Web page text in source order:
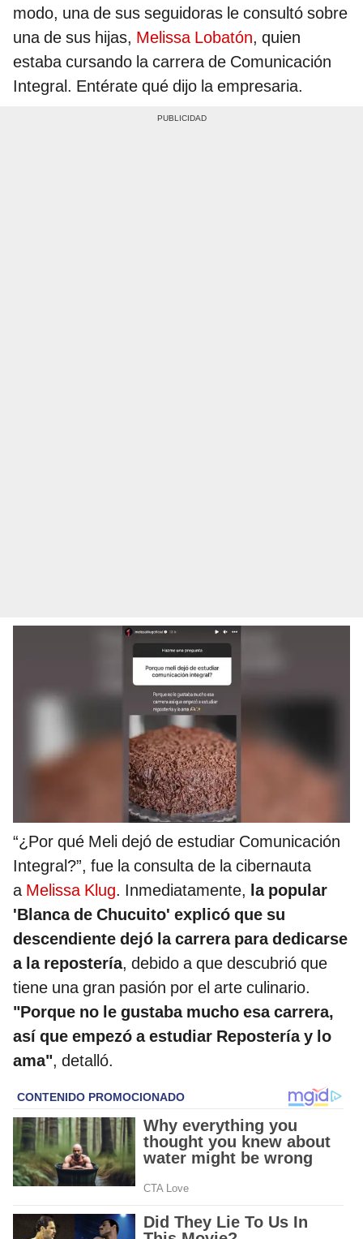
modo, una de sus seguidoras le consultó sobre
una de sus hijas, Melissa Lobatón, quien
estaba cursando la carrera de Comunicación
Integral. Entérate qué dijo la empresaria.
“¿Por qué Meli dejó de estudiar Comunicación
Integral?”, fue la consulta de la cibernauta
a Melissa Klug. Inmediatamente, la popular
'Blanca de Chucuito' explicó que su
descendiente dejó la carrera para dedicarse
a la repostería, debido a que descubrió que
tiene una gran pasión por el arte culinario.
"Porque no le gustaba mucho esa carrera,
así que empezó a estudiar Repostería y lo
ama", detalló.